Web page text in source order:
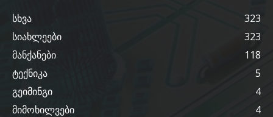
სხვა
323
სიახლეები
323
მანქანები
118
ტექნიკა
5
გეიმინგი
4
მიმოხილვები
4